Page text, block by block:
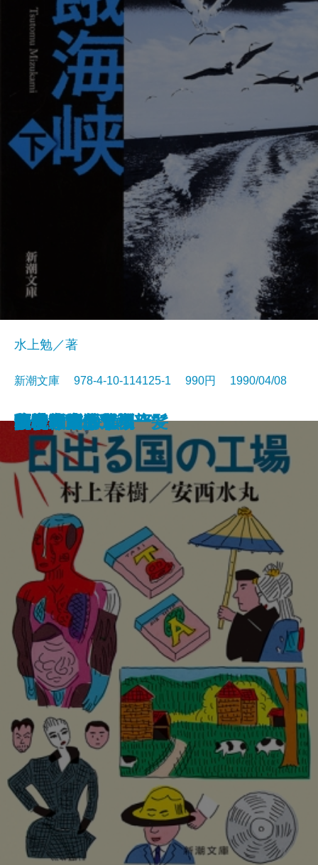
冷い夏、熱い夏
まんぞく まんぞく
この人を見よ
注文の多い料理店
五千回の生死
流転の海 第一部
夢の木坂分岐点
鬼麿斬人剣
飢餓海峡〔上〕
飢餓海峡〔下〕
水上勉／著
新潮文庫 978-4-10-114125-1 990円 1990/04/08
日出る国の工場
暗夜行路
谷中・首ふり坂
百
ふたりで探偵
子子家庭は危機一髪
人情武士道
優駿〔上〕
優駿〔下〕
胡桃の家